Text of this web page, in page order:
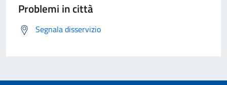
Problemi in città
Segnala disservizio